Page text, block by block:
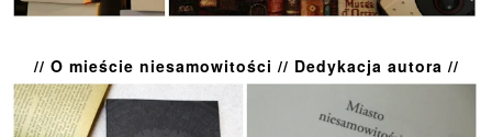
// O mieście niesamowitości // Dedykacja autora //